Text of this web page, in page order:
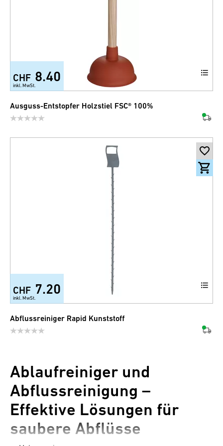
CHF 8.40
inkl. MwSt.
Ausguss-Entstopfer Holzstiel FSC® 100%
CHF 7.20
inkl. MwSt.
Abflussreiniger Rapid Kunststoff
Ablaufreiniger und
Abflussreinigung –
Effektive Lösungen für
saubere Abflüsse